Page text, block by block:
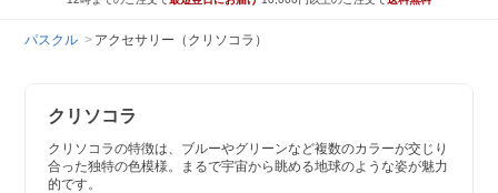
パスクル アクセサリー（クリソコラ）
クリソコラ
クリソコラの特徴は、ブルーやグリーンなど複数のカラーが交じり
合った独特の色模様。まるで宇宙から眺める地球のような姿が魅力
的です。